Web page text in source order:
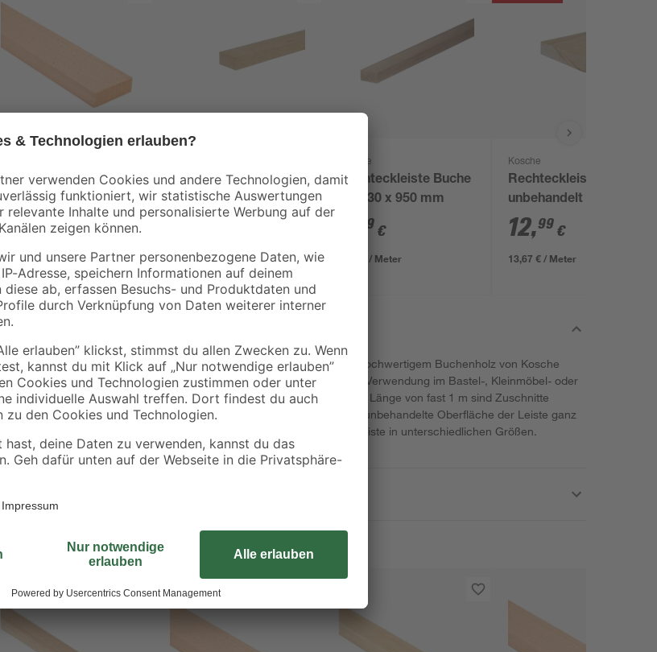
Rechteckleiste Buche
950 x 40 x 10 mm
3,99€
4,20 € / Meter
Rechteckleiste
unbehandelt 950 x 30
x 15 mm
4,73 € / Meter
Kosche
Rechteckleiste Buche
40 x 30 x 950 mm
99 €
8,41 € / Meter
Kosche
Rechteckleiste
unbehandelt 950 x
100 x 20 mm
12,99 €
13,67 € / Meter
Diese rechteckige Holzleiste aus stabilem und hochwertigem Buchenholz von Kosche
dient dem kreativen Heimwerker zur vielfältigen Verwendung im Bastel-, Kleinmöbel- oder
Konstruktionsbereich. Aufgrund der praktikablen Länge von fast 1 m sind Zuschnitte
beliebiger Größe möglich. Zudem lässt sich die unbehandelte Oberfläche der Leiste ganz
individuell be- und verarbeiten. Es gibt die Holzleiste in unterschiedlichen Größen.